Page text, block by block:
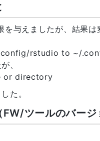
与えましたが、結果は
rstudio to ~/
、
or directory
た。
ツールのバージ